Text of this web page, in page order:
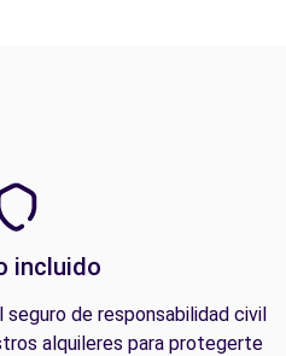
incluido
seguro de responsabilidad civil
alquileres para protegerte